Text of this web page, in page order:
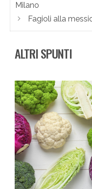
Milano
Fagioli alla
ALTRI SPUNTI